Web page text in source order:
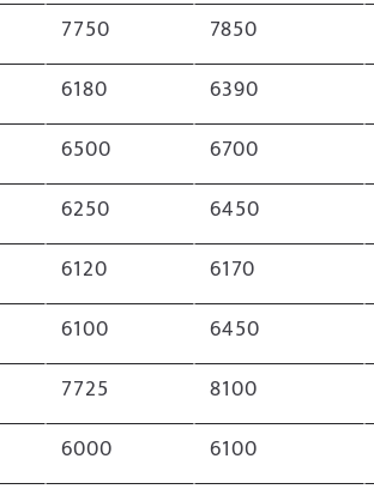
7750 7850
6180 6390
6500 6700
6250 6450
6120 6170
6100 6450
7725 8100
6000 6100